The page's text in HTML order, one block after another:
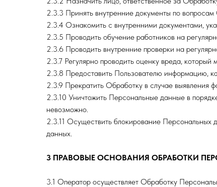
2.3.3 Принять внутренние документы по
2.3.4 Ознакомить с внутренними документами,
2.3.5 Проводить обучение работников на
2.3.6 Проводить внутренние проверки на
2.3.7 Регулярно проводить оценку вреда,
2.3.8 Предоставить Пользователю информацию,
2.3.9 Прекратить Обработку в случае выявления
2.3.10 Уничтожить Персональные данные в
невозможно.
2.3.11 Осуществить блокирование Персональных
данных.
3 ПРАВОВЫЕ ОСНОВАНИЯ ОБРАБОТКИ
3.1 Оператор осуществляет Обработку